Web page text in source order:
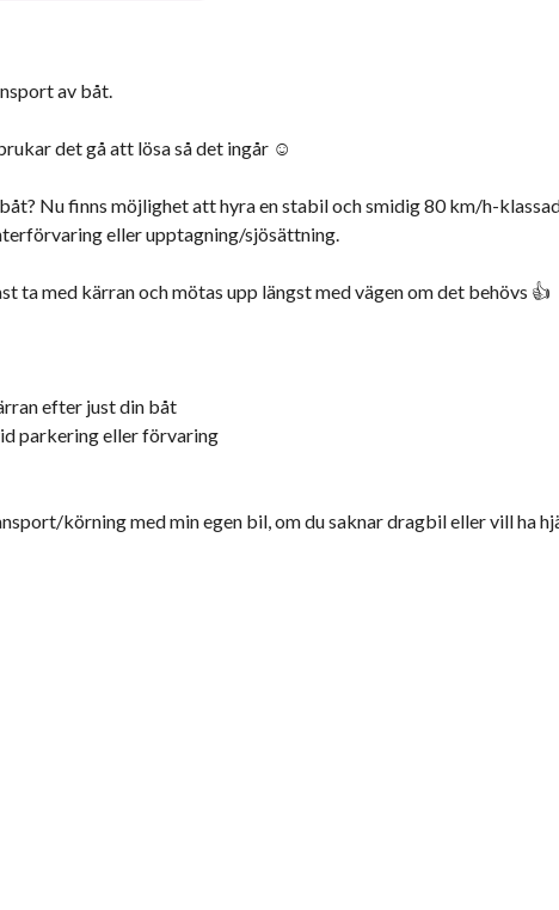
av båt.
det gå att lösa så det ingår ☺️
Nu finns möjlighet att hyra en stabil och smidig 80 km/h-
eller upptagning/sjösättning.
ta med kärran och mötas upp längst med vägen om det behövs 👍
efter just din båt
parkering eller förvaring
körning med min egen bil, om du saknar dragbil eller vill ha